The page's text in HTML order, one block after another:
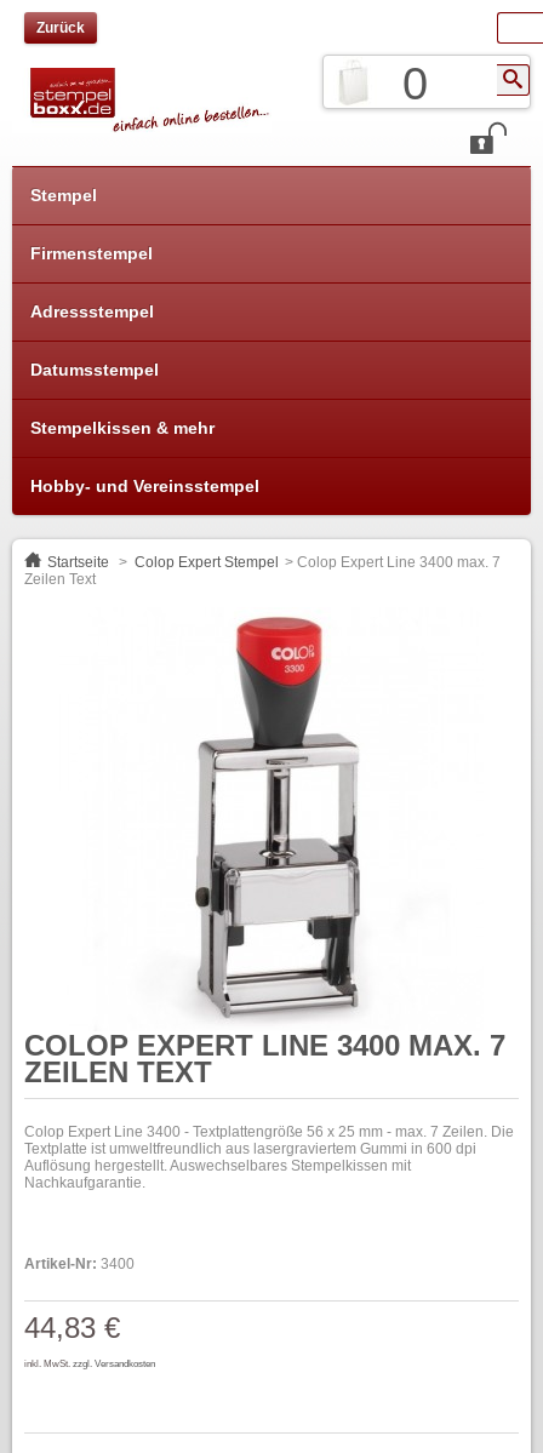
Zurück
0
Stempel
Firmenstempel
Adressstempel
Datumsstempel
Stempelkissen & mehr
Hobby- und Vereinsstempel
Startseite > Colop Expert Stempel > Colop Expert Line 3400 max. 7
Zeilen Text
COLOP EXPERT LINE 3400 MAX. 7
ZEILEN TEXT
Colop Expert Line 3400 - Textplattengröße 56 x 25 mm - max. 7 Zeilen. Die
Textplatte ist umweltfreundlich aus lasergraviertem Gummi in 600 dpi
Auflösung hergestellt. Auswechselbares Stempelkissen mit
Nachkaufgarantie.
Artikel-Nr: 3400
44,83 €
inkl. MwSt. zzgl. Versandkosten